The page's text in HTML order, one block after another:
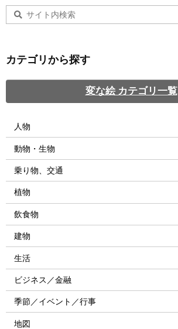
カテゴリから探す
変な絵 カテゴリ一覧
人物
動物・生物
乗り物、交通
植物
飲食物
建物
生活
ビジネス／金融
季節／イベント／行事
地図